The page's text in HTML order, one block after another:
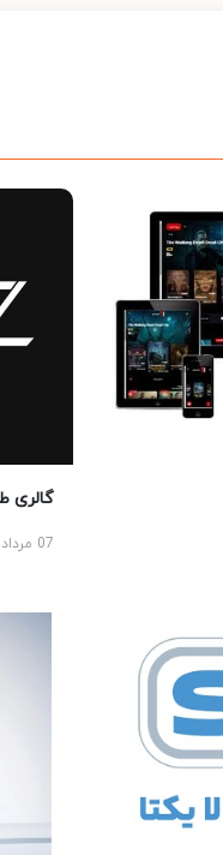
گالری طلا
07 مرداد 1405